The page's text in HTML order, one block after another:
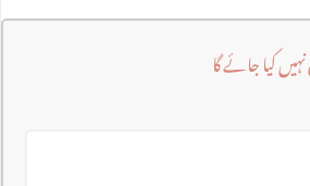
کیا جائے گا